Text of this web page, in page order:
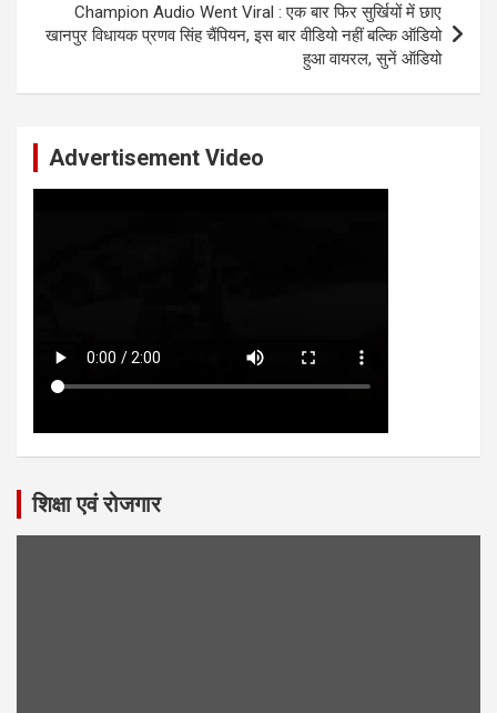
Champion Audio Went Viral : एक बार फिर सुर्खियों में छाए
खानपुर विधायक प्रणव सिंह चैंपियन, इस बार वीडियो नहीं बल्कि ऑडियो
हुआ वायरल, सुनें ऑडियो
Advertisement Video
शिक्षा एवं रोजगार